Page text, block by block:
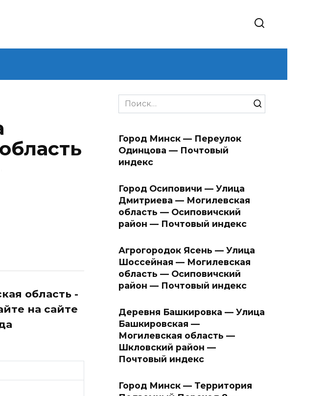
область -
на сайте
Search
for:
Город Минск — Переулок
Одинцова — Почтовый
индекс
Город Осиповичи — Улица
Дмитриева — Могилевская
область — Осиповичский
район — Почтовый индекс
Агрогородок Ясень — Улица
Шоссейная — Могилевская
область — Осиповичский
район — Почтовый индекс
Деревня Башкировка — Улица
Башкировская —
Могилевская область —
Шкловский район —
Почтовый индекс
Город Минск — Территория